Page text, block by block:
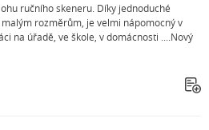
ručního skeneru. Díky jednoduché
rozměrům, je velmi nápomocný v
na úřadě, ve škole, v domácnosti ....Nový